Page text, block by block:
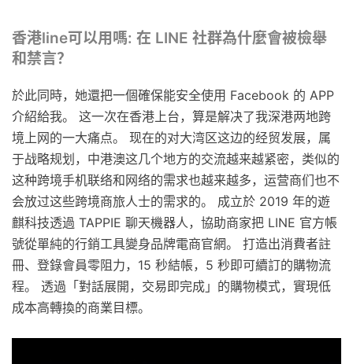
香港line可以用嗎: 在 LINE 社群為什麼會被檢舉
和禁言？
於此同時，她還把一個確保能安全使用 Facebook 的 APP
介紹給我。 这一次在香港上台，算是解决了我深港两地跨
境上网的一大痛点。 现在的对大湾区这边的经贸发展，属
于战略规划，中港澳这几个地方的交流越来越紧密，类似的
这种跨境手机联络和网络的需求也越来越多，运营商们也不
会放过这些跨境商旅人士的需求的。 成立於 2019 年的遊
麒科技透過 TAPPIE 聊天機器人，協助商家把 LINE 官方帳
號從單純的行銷工具變身品牌電商官網。 打造出消費者註
冊、登錄會員零阻力，15 秒結帳，5 秒即可續訂的購物流
程。 透過「對話展開，交易即完成」的購物模式，實現低
成本高轉換的商業目標。